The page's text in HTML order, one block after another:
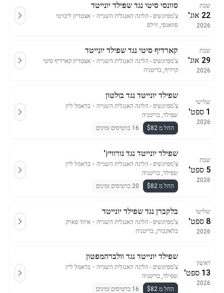
שבת
22 אוג'
2026
סוונסי סיטי נגד שפילד יונייטד
צ'מפיונשיפ - הליגה האנגלית השנייה ・ אצטדיון ליברטי
סוואנסי, ווילס
שבת
29 אוג'
2026
קארדיף סיטי נגד שפילד יונייטד
צ'מפיונשיפ - הליגה האנגלית השנייה ・ אצטדיון קארדיף סיטי
קרדיף, בריטניה
שלישי
1 ספט'
2026
שפילד יונייטד נגד בולטון
צ'מפיונשיפ - הליגה האנגלית השנייה ・ בראמל ליין
שפילד, בריטניה
החל מ $82
16 כרטיסים זמינים
שבת
5 ספט'
2026
שפילד יונייטד נגד נורוויץ'
צ'מפיונשיפ - הליגה האנגלית השנייה ・ בראמל ליין
שפילד, בריטניה
החל מ $82
20 כרטיסים זמינים
שלישי
8 ספט'
2026
בלקברן נגד שפילד יונייטד
צ'מפיונשיפ - הליגה האנגלית השנייה ・ איווד פארק
בלאקבורן, בריטניה
ראשון
13 ספט'
2026
שפילד יונייטד נגד וולברהמפטון
צ'מפיונשיפ - הליגה האנגלית השנייה ・ בראמל ליין
שפילד, בריטניה
החל מ $82
16 כרטיסים זמינים